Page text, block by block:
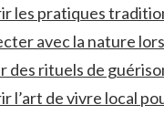
les pratiques
avec‌ la nature
​des rituels ‍de
l’art ⁢de vivre ​local